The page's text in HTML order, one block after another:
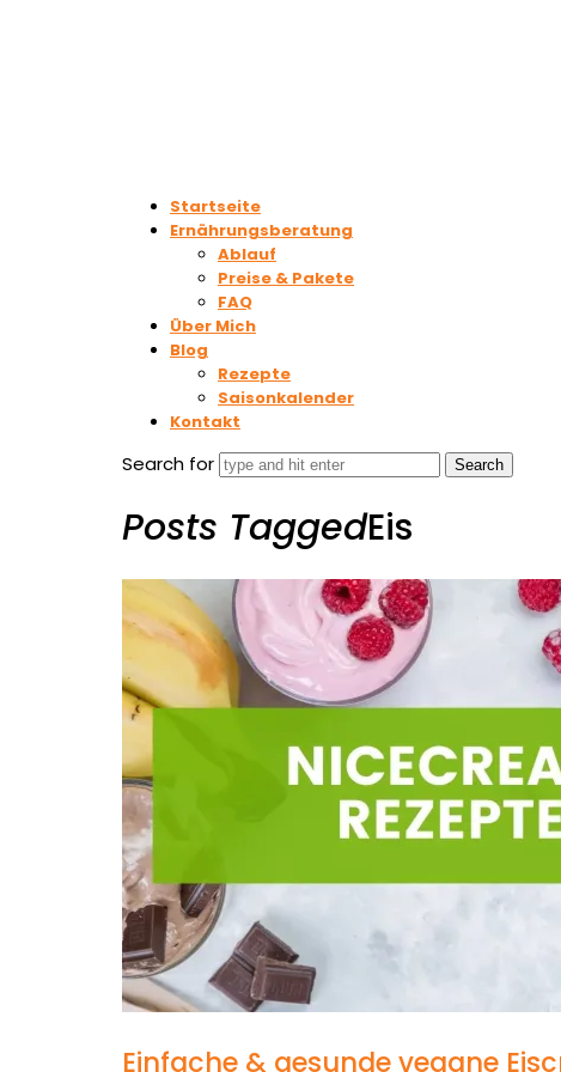
Startseite
Ernährungsberatung
Ablauf
Preise & Pakete
FAQ
Über Mich
Blog
Rezepte
Saisonkalender
Kontakt
Search for
Posts TaggedEis
Einfache & gesunde vegane